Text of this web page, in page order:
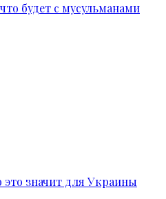
будет с мусульманами
значит для Украины